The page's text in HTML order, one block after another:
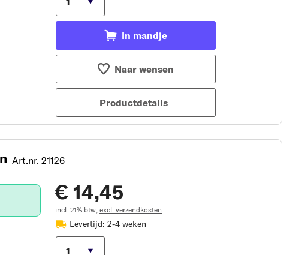
In mandje
Naar wensen
Productdetails
Art.nr. 21126
€ 14,45
incl. 21% btw, excl. verzendkosten
Levertijd: 2-4 weken